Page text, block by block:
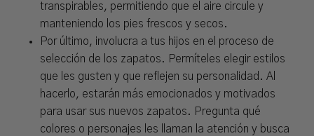
transpirables, permitiendo que el aire circule y
manteniendo los pies frescos y secos.
Por último, involucra a tus hijos en el proceso de
selección de los zapatos. Permíteles elegir estilos
que les gusten y que reflejen su personalidad. Al
hacerlo, estarán más emocionados y motivados
para usar sus nuevos zapatos. Pregunta qué
colores o personajes les llaman la atención y busca